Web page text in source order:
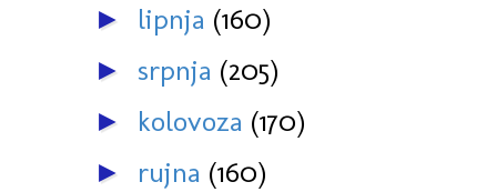
► lipnja (160)
► srpnja (205)
► kolovoza (170)
► rujna (160)